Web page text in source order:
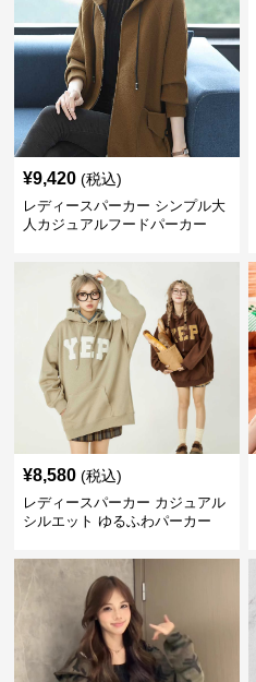
¥9,420 (税込)
レディースパーカー シンプル大
人カジュアルフードパーカー
¥8,580 (税込)
レディースパーカー カジュアル
シルエット ゆるふわパーカー